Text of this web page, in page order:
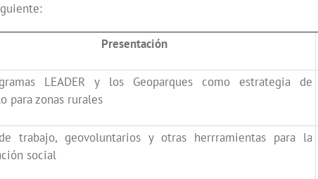
Presentación
LEADER y los Geoparques como estrategia de
para zonas rurales
trabajo, geovoluntarios y otras herrramientas para la
social